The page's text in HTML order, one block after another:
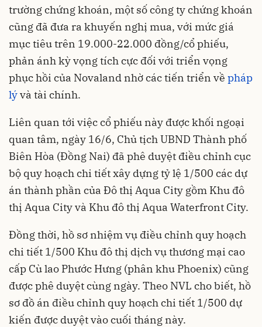
trường chứng khoán, một số công ty chứng khoán
cũng đã đưa ra khuyến nghị mua, với mức giá
mục tiêu trên 19.000-22.000 đồng/cổ phiếu,
phản ánh kỳ vọng tích cực đối với triển vọng
phục hồi của Novaland nhờ các tiến triển về pháp
lývà tài chính.
Liên quan tới việc cổ phiếu này được khối ngoại
quan tâm, ngày 16/6, Chủ tịch UBND Thành phố
Biên Hòa (Đồng Nai) đã phê duyệt điều chỉnh cục
bộ quy hoạch chi tiết xây dựng tỷ lệ 1/500 các dự
án thành phần của Đô thị Aqua City gồm Khu đô
thị Aqua City và Khu đô thị Aqua Waterfront City.
Đồng thời, hồ sơ nhiệm vụ điều chỉnh quy hoạch
chi tiết 1/500 Khu đô thị dịch vụ thương mại cao
cấp Cù lao Phước Hưng (phân khu Phoenix) cũng
được phê duyệt cùng ngày. Theo NVL cho biết, hồ
sơ đồ án điều chỉnh quy hoạch chi tiết 1/500 dự
kiến được duyệt vào cuối tháng này.